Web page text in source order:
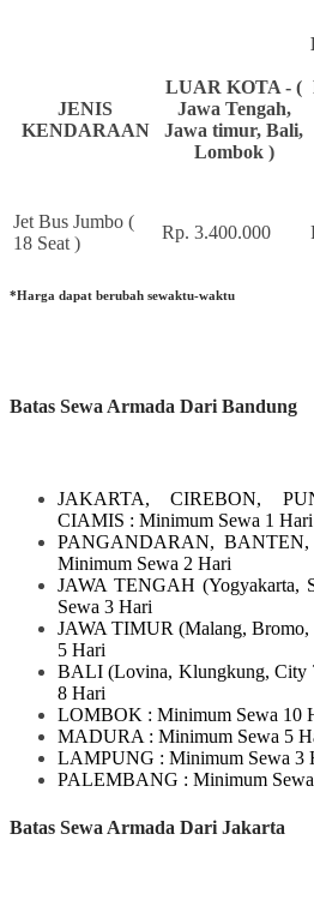
JENIS
KENDARAAN
LUAR KOTA - (
Jawa Tengah,
Jawa timur, Bali,
Lombok )
Jet Bus Jumbo (
18 Seat )
Rp. 3.400.000
*Harga dapat berubah sewaktu-waktu
Batas Sewa Armada Dari Bandung
JAKARTA, CIREBON,
CIAMIS : Minimum Sewa 1 Hari
PANGANDARAN,
Minimum Sewa 2 Hari
JAWA TENGAH (Yogyakarta,
Sewa 3 Hari
JAWA TIMUR(Malang, Bromo,
5 Hari
BALI (Lovina, Klungkung, City
8 Hari
LOMBOK : Minimum Sewa 10
MADURA : Minimum Sewa 5
LAMPUNG : Minimum Sewa 3
PALEMBANG : Minimum
Batas Sewa Armada Dari Jakarta